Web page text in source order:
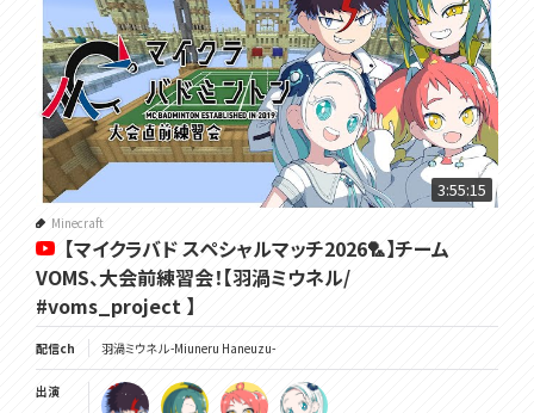
3:55:15
Minecraft
【マイクラバド スペシャルマッチ2026🏸】チーム
VOMS、大会前練習会！【羽渦ミウネル/
#voms_project 】
配信ch 羽渦ミウネル -Miuneru Haneuzu-
出演